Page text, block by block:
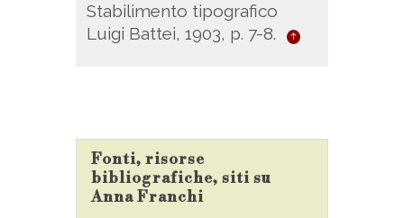
Stabilimento tipografico
Luigi Battei, 1903, p. 7-8.
Fonti, risorse
bibliografiche, siti su
Anna Franchi